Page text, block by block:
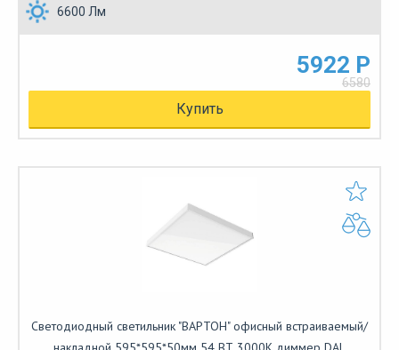
6600 Лм
5922 Р
6580
Купить
Светодиодный светильник "ВАРТОН" офисный встраиваемый/